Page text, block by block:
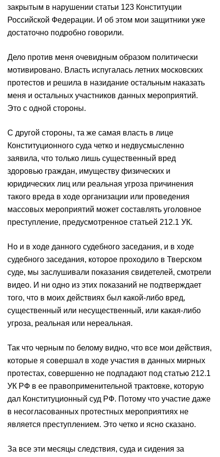
закрытым в нарушении статьи 123 Конституции
Российской Федерации. И об этом мои защитники уже
достаточно подробно говорили.
Дело против меня очевидным образом политически
мотивировано. Власть испугалась летних московских
протестов и решила в назидание остальным наказать
меня и остальных участников данных мероприятий.
Это с одной стороны.
С другой стороны, та же самая власть в лице
Конституционного суда четко и недвусмысленно
заявила, что только лишь существенный вред
здоровью граждан, имуществу физических и
юридических лиц или реальная угроза причинения
такого вреда в ходе организации или проведения
массовых мероприятий может составлять уголовное
преступление, предусмотренное статьей 212.1 УК.
Но и в ходе данного судебного заседания, и в ходе
судебного заседания, которое проходило в Тверском
суде, мы заслушивали показания свидетелей, смотрели
видео. И ни одно из этих показаний не подтверждает
того, что в моих действиях был какой-либо вред,
существенный или несущественный, или какая-либо
угроза, реальная или нереальная.
Так что черным по белому видно, что все мои действия,
которые я совершал в ходе участия в данных мирных
протестах, совершенно не подпадают под статью 212.1
УК РФ в ее правоприменительной трактовке, которую
дал Конституционный суд РФ. Потому что участие даже
в несогласованных протестных мероприятиях не
является преступлением. Это четко и ясно сказано.
За все эти месяцы следствия, суда и сидения за